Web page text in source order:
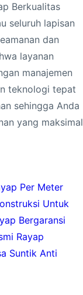
Berkualitas
seluruh lapisan
dan
layanan
manajemen
teknologi tepat
sehingga Anda
yang maksimal
Per Meter
Untuk
Bergaransi
Rayap
Suntik Anti